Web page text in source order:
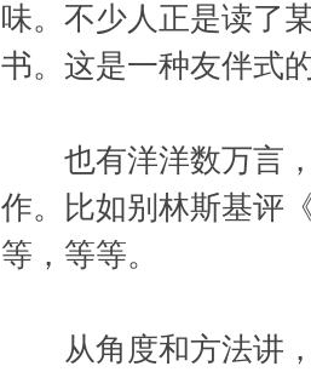
味。不少人正是读了
书。这是一种友伴式
也有洋洋数万言，
作。比如别林斯基评
等，等等。
从角度和方法讲，